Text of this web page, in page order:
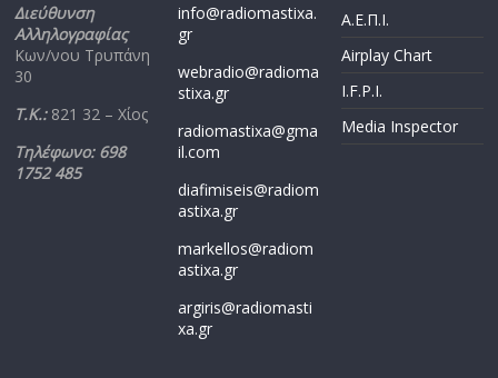
Διεύθυνση
Αλληλογραφίας
Κων/νου Τρυπάνη
30
Τ.Κ.: 821 32 – Χίος
Τηλέφωνο: 698
1752 485
info@radiomastixa.
gr
webradio@radioma
stixa.gr
radiomastixa@gma
il.com
diafimiseis@radiom
astixa.gr
markellos@radiom
astixa.gr
argiris@radiomasti
xa.gr
Α.Ε.Π.Ι.
Airplay Chart
I.F.P.I.
Media Inspector